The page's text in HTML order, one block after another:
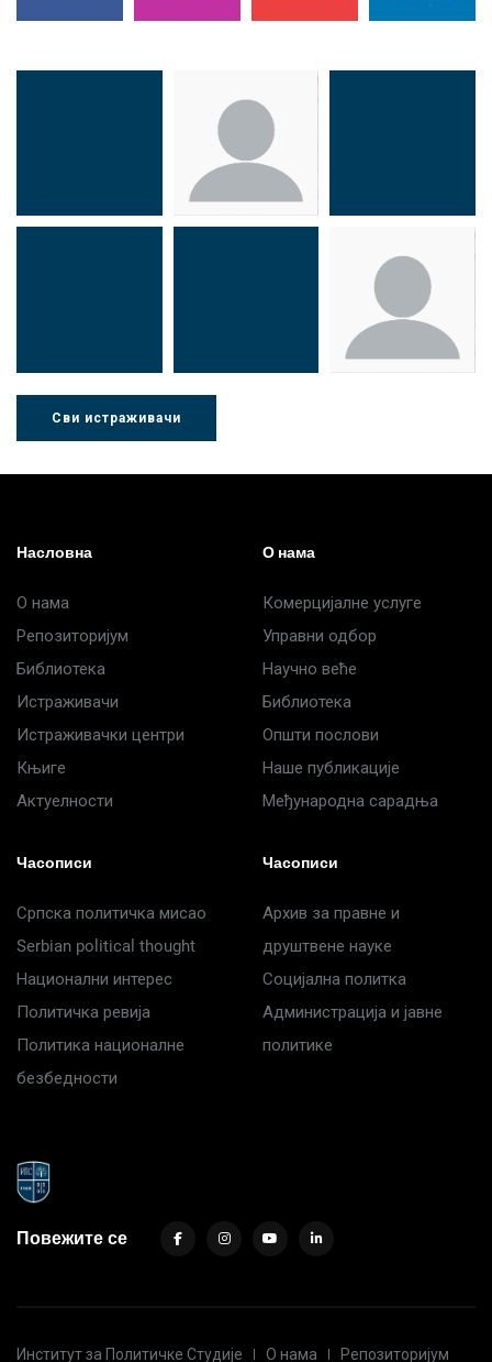
Др Марија
Ђорић
Сви истраживачи
Насловна
О нама
Репозиторијум
Библиотека
Истраживачи
Истраживачки центри
Књиге
Актуелности
О нама
Комерцијалне услуге
Управни одбор
Научно веће
Библиотека
Општи послови
Наше публикације
Међународна сарадња
Часописи
Српска политичка мисао
Serbian political thought
Национални интерес
Политичка ревија
Политика националне
безбедности
Часописи
Архив за правне и
друштвене науке
Социјална политка
Администрација и јавне
политике
Повежите се
Институт за Политичке Студије О нама Репозиторијум